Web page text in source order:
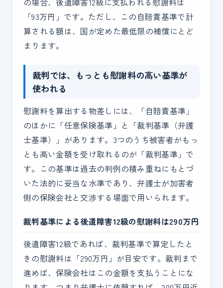
「93万円」です。ただし、この自賠責基準で計
算される額は、国が定めた最低限の補償にとど
まります。
裁判では、もっとも慰謝料の高い基準が
使われる
慰謝料を算出する物差しには、「自賠責基準」
のほかに「任意保険基準」と「裁判基準（弁護
士基準）」があります。3つのうち被害者がもっ
とも高い金額を受け取れるのが「裁判基準」で
す。この基準は過去の判例の積み重ねにもとづ
いた法的に妥当な水準であり、弁護士が加害者
側の保険会社と交渉する場面で用いられます。
裁判基準による後遺障害12級の慰謝料は290万円
後遺障害12級であれば、裁判基準で算定したと
きの慰謝料は「290万円」が目安です。裁判まで
進めば、保険会社はこの金額を支払うことにな